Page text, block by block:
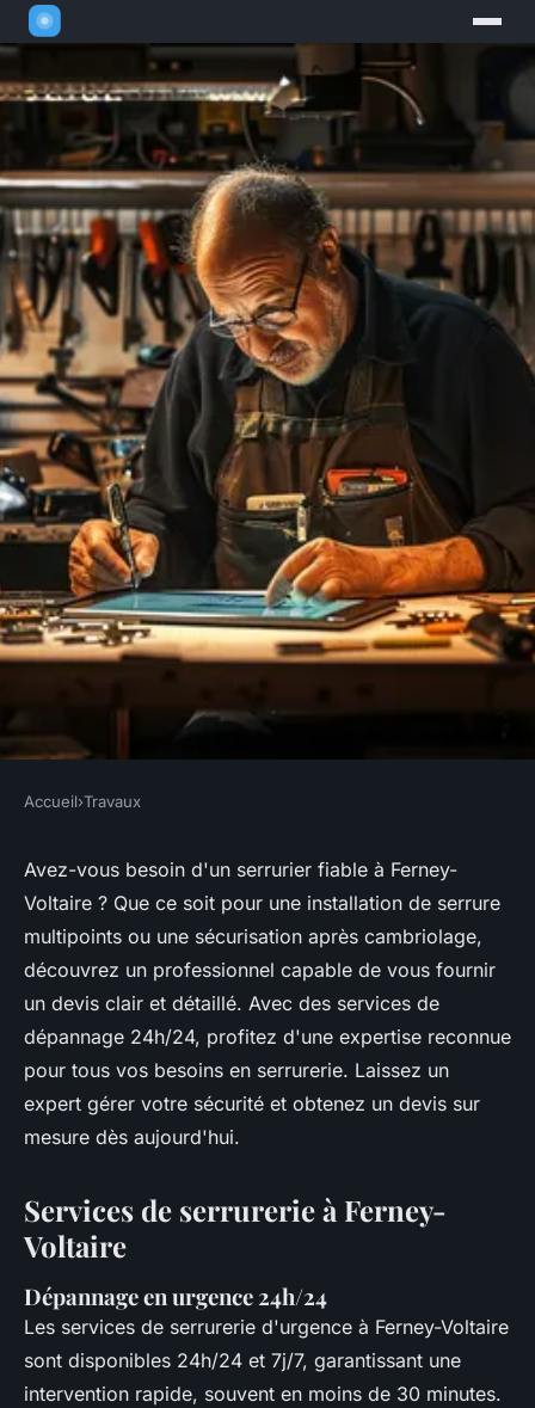
Serrurier ferney-voltaire : un
professionnel capable de vous
envoyer un devis
Damien•3 juillet 2024•2 min de lecture
Accueil›Travaux
Avez-vous besoin d'un serrurier fiable à Ferney-
Voltaire ? Que ce soit pour une installation de serrure
multipoints ou une sécurisation après cambriolage,
découvrez un professionnel capable de vous fournir
un devis clair et détaillé. Avec des services de
dépannage 24h/24, profitez d'une expertise reconnue
pour tous vos besoins en serrurerie. Laissez un
expert gérer votre sécurité et obtenez un devis sur
mesure dès aujourd'hui.
Services de serrurerie à Ferney-
Voltaire
Dépannage en urgence 24h/24
Les services de serrurerie d'urgence à Ferney-Voltaire
sont disponibles 24h/24 et 7j/7, garantissant une
intervention rapide, souvent en moins de 30 minutes.